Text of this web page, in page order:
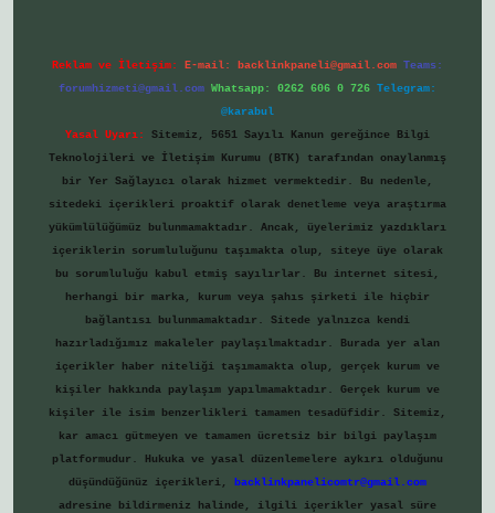
Reklam ve İletişim: E-mail: backlinkpaneli@gmail.com Teams:
forumhizmeti@gmail.com Whatsapp: 0262 606 0 726 Telegram:
@karabul
Yasal Uyarı:
Sitemiz, 5651 Sayılı Kanun gereğince Bilgi
Teknolojileri ve İletişim Kurumu (BTK) tarafından onaylanmış
bir Yer Sağlayıcı olarak hizmet vermektedir. Bu nedenle,
sitedeki içerikleri proaktif olarak denetleme veya araştırma
yükümlülüğümüz bulunmamaktadır. Ancak, üyelerimiz yazdıkları
içeriklerin sorumluluğunu taşımakta olup, siteye üye olarak
bu sorumluluğu kabul etmiş sayılırlar. Bu internet sitesi,
herhangi bir marka, kurum veya şahıs şirketi ile hiçbir
bağlantısı bulunmamaktadır. Sitede yalnızca kendi
hazırladığımız makaleler paylaşılmaktadır. Burada yer alan
içerikler haber niteliği taşımamakta olup, gerçek kurum ve
kişiler hakkında paylaşım yapılmamaktadır. Gerçek kurum ve
kişiler ile isim benzerlikleri tamamen tesadüfidir. Sitemiz,
kar amacı gütmeyen ve tamamen ücretsiz bir bilgi paylaşım
platformudur. Hukuka ve yasal düzenlemelere aykırı olduğunu
düşündüğünüz içerikleri,
backlinkpanelicomtr@gmail.com
adresine bildirmeniz halinde, ilgili içerikler yasal süre